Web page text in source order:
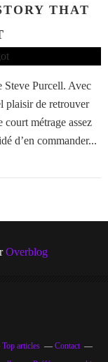
THAT
Purcell. Avec
plaisir de retrouver
métrage assez
d’en commander...
Overblog
Top articles
Contact